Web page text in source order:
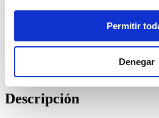
Permitir
Denegar
Descripción